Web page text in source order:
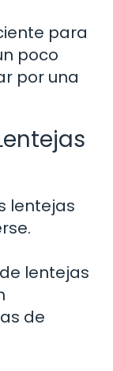
para
poco
por una
lentejas
lentejas
de